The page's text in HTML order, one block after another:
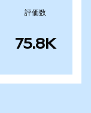
評価数
75.8K